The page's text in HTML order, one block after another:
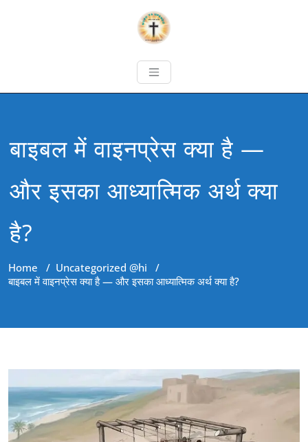
बाइबल में वाइनप्रेस क्या है —
और इसका आध्यात्मिक अर्थ क्या
है?
Home / Uncategorized @hi /
बाइबल में वाइनप्रेस क्या है — और इसका आध्यात्मिक अर्थ क्या है?